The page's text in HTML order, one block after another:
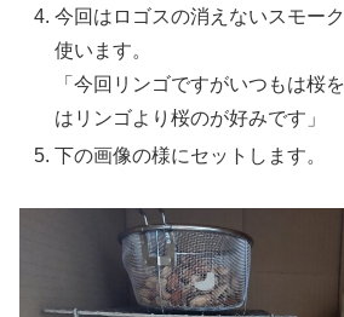
今回はロゴスの消えないスモー
使います。
「今回リンゴですがいつもは桜
はリンゴより桜のが好みです」
下の画像の様にセットします。